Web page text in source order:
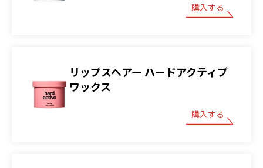
購入する
リップスヘアー ハードアクティブ
ワックス
購入する